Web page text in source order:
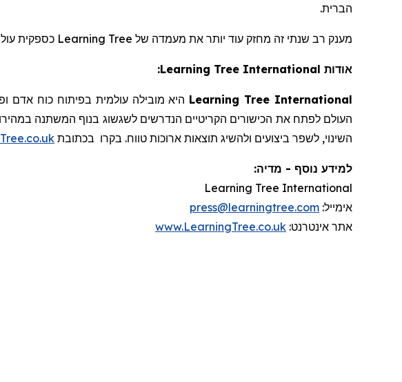
הברית.
מענק רב שנתי זה מחזק עוד יותר את מעמדה של Learning Tree כספקית
אודות Learning Tree International
:
Learning Tree International היא מובילה עולמית בפיתוח כוח אדם
העולם לפתח את הכישורים הקריטיים הנדרשים לשגשוג בנוף המשתנה
השינוי, לשפר ביצועים ולהשיג תוצאות ארוכות טווח. בקרו בכתובת
למידע נוסף - מדיה:
Learning Tree International
אימייל:
press@learningtree.com
אתר אינטרנט:
www.LearningTree.co.uk